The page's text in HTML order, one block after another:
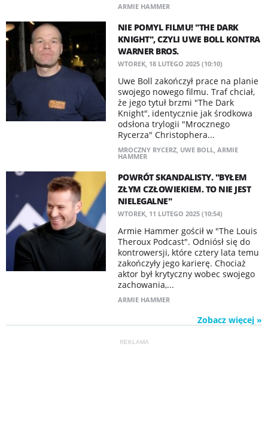
ARMIE HAMMER
NIE POMYL FILMU! "THE DARK
KNIGHT", CZYLI UWE BOLL KONTRA
WARNER BROS.
WTOREK, 18 LUTEGO 2025 (10:10)
Uwe Boll zakończył prace na planie
swojego nowego filmu. Traf chciał,
że jego tytuł brzmi "The Dark
Knight", identycznie jak środkowa
odsłona trylogii "Mrocznego
Rycerza" Christophera...
MROCZNY RYCERZ, UWE BOLL, ARMIE
HAMMER
POWRÓT SKANDALISTY. "BYŁEM
ZŁYM CZŁOWIEKIEM. TO NIE JEST
NIELEGALNE"
WTOREK, 11 LUTEGO 2025 (10:54)
Armie Hammer gościł w "The Louis
Theroux Podcast". Odniósł się do
kontrowersji, które cztery lata temu
zakończyły jego karierę. Chociaż
aktor był krytyczny wobec swojego
zachowania,...
ARMIE HAMMER
Zobacz więcej »
REKLAMA